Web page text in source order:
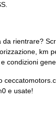
in frenata
da rientrare?
km
condizioni
e usate!